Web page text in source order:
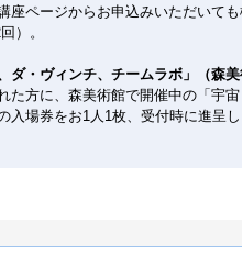
座ページからお申込みいただいて
）。
ダ・ヴィンチ、チームラボ」（森
た方に、森美術館で開催中の「宇宙
入場券をお1人1枚、受付時に進呈